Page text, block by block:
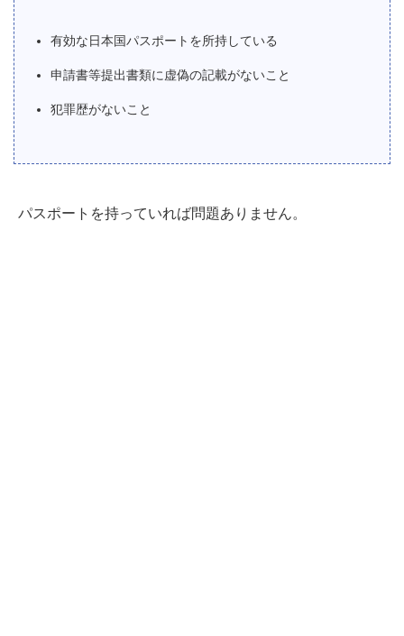
有効な日本国パスポートを所持している
申請書等提出書類に虚偽の記載がないこと
犯罪歴がないこと
パスポートを持っていれば問題ありません。